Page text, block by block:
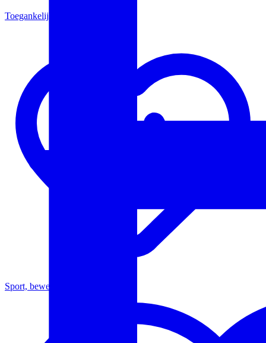
Toegankelijkheid en Inclusie
Sport, bewegen en gezondheid